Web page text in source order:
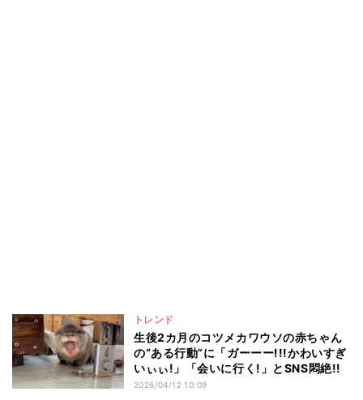
トレンド
生後2カ月のコツメカワウソの赤ちゃん
の“ある行動”に「ガーーー!!!かわいすぎ
いぃぃ!」「会いに行く!」とSNS悶絶!!
2026/04/12 10:09